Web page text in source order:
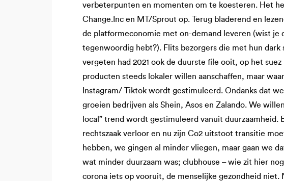
verbeterpunten en momenten om te koesteren. Het
Change.Inc en MT/Sprout op. Terug bladerend en
de platformeconomie met on-demand leveren (wist je
tegenwoordig hebt?). Flits bezorgers die met hun
vergeten had 2021 ook de duurste file ooit, op het
producten steeds lokaler willen aanschaffen, maar
Instagram/ Tiktok wordt gestimuleerd. Ondanks dat
groeien bedrijven als Shein, Asos en Zalando. We
local” trend wordt gestimuleerd vanuit duurzaamheid.
rechtszaak verloor en nu zijn Co2 uitstoot transitie
hebben, we gingen al minder vliegen, maar gaan we
wat minder duurzaam was; clubhouse – wie zit hier
corona iets op vooruit, de menselijke gezondheid niet.